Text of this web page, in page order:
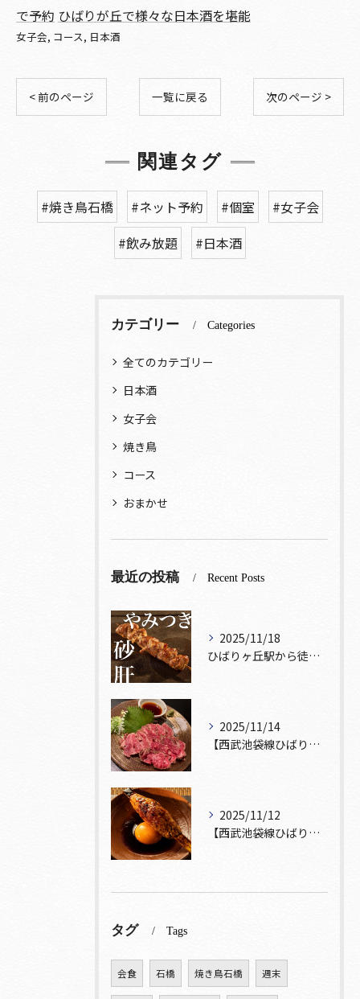
で予約 ひばりが丘で様々な日本酒を堪能
女子会 コース 日本酒
< 前のページ 一覧に戻る 次のページ >
関連タグ
#焼き鳥石橋 #ネット予約 #個室
#女子会
#飲み放題
#日本酒
カテゴリー Categories
全てのカテゴリー
日本酒
女子会
焼き鳥
コース
おまかせ
最近の投稿 Recent Posts
2025/11/18
ひばりヶ丘駅から徒歩5分🚶‍♀️雰囲気の良い居酒屋をお探しな...
2025/11/14
【西武池袋線ひばりヶ丘駅】から徒歩5分🚶
2025/11/12
【西武池袋線ひばりヶ丘駅】から徒歩5分圏内🚶‍♀️！
タグ Tags
会食 石橋 焼き鳥石橋 週末